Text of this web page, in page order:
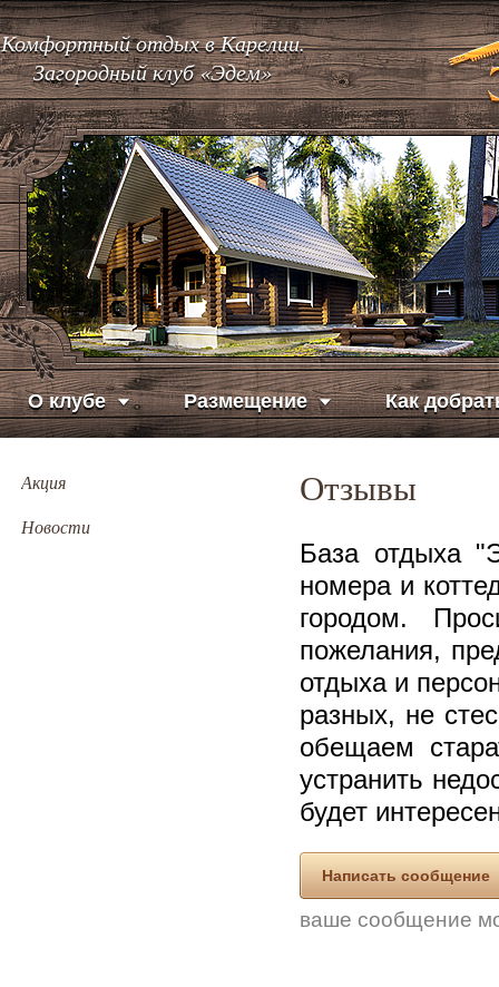
Комфортный отдых в Карелии.
Загородный клуб «Эдем»
О клубе Размещение Как
Акция
Новости
Отзывы
База отдыха
номера и
городом.
пожелания,
отдыха и
разных, не
обещаем
устранить
будет
Написать сообщение
ваше сообщение